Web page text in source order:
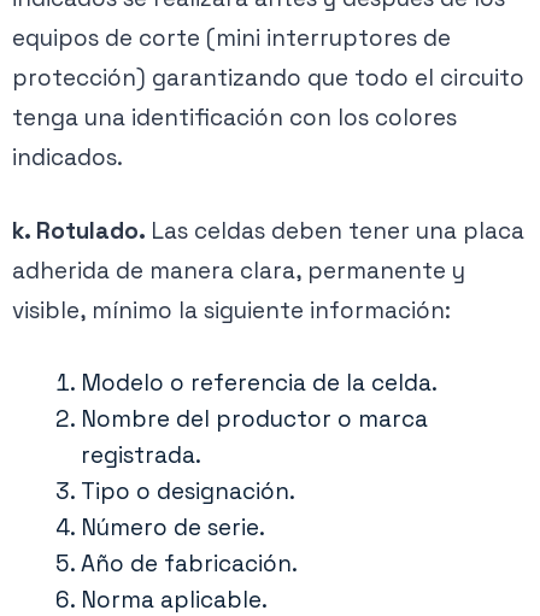
equipos de corte (mini interruptores de
protección) garantizando que todo el circuito
tenga una identificación con los colores
indicados.
k. Rotulado. Las celdas deben tener una placa
adherida de manera clara, permanente y
visible, mínimo la siguiente información:
Modelo o referencia de la celda.
Nombre del productor o marca
registrada.
Tipo o designación.
Número de serie.
Año de fabricación.
Norma aplicable.